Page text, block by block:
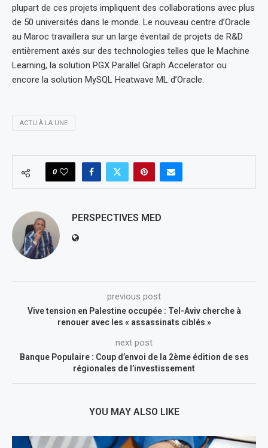
plupart de ces projets impliquent des collaborations avec plus
de 50 universités dans le monde. Le nouveau centre d’Oracle
au Maroc travaillera sur un large éventail de projets de R&D
entièrement axés sur des technologies telles que le Machine
Learning, la solution PGX Parallel Graph Accelerator ou
encore la solution MySQL Heatwave ML d’Oracle.
ACTU À LA UNE
0
PERSPECTIVES MED
previous post
Vive tension en Palestine occupée : Tel-Aviv cherche à
renouer avec les « assassinats ciblés »
next post
Banque Populaire : Coup d’envoi de la 2ème édition de ses
régionales de l’investissement
YOU MAY ALSO LIKE